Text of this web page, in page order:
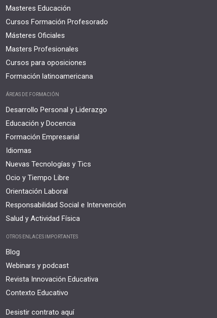
Masteres Educación
Cursos Formación Profesorado
Másteres Oficiales
Masters Profesionales
Cursos para oposiciones
Formación latinoamericana
ÁREAS DE FORMACIÓN
Desarrollo Personal y Liderazgo
Educación y Docencia
Formación Empresarial
Idiomas
Nuevas Tecnologías y Tics
Ocio y Tiempo Libre
Orientación Laboral
Responsabilidad Social e Intervención
Salud y Actividad Física
OTROS ENLACES IMPORTANTES
Blog
Webinars y podcast
Revista Innovación Educativa
Contexto Educativo
Desistir contrato aquí